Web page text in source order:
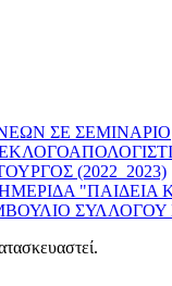
ΣΕ ΣΕΜΙΝΑΡΙΟ
(2022_2023)
"ΠΑΙΔΕΙΑ